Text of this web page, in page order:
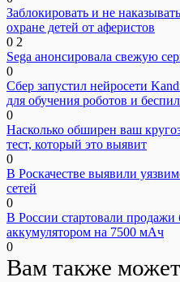
Заблокировать и не
охране детей от аферистов
0 2
Sega анонсировала свежую
0
Сбер запустил нейросети
для обучения роботов и
0
Насколько обширен ваш
тест, который это выявит
0
В Роскачестве выявили
сетей
0
В России стартовали
аккумулятором на 7500 мАч
0
Вам также